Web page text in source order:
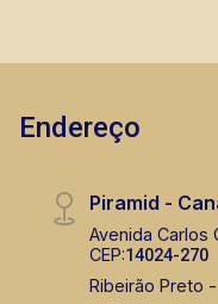
Endereço
Piramid -
Avenida Carlos
CEP:14024-270
Ribeirão Preto -